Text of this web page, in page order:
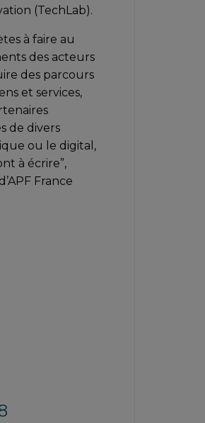
(TechLab).
à faire au
des acteurs
des parcours
et services,
de divers
ou le digital,
à écrire”,
France